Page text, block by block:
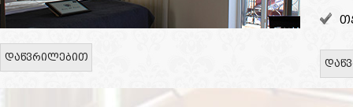
დაწვრილებით